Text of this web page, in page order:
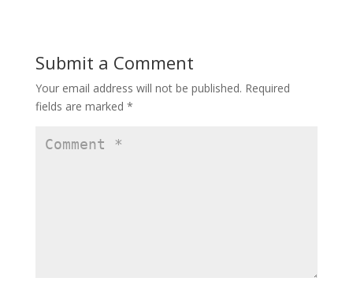
Submit a Comment
Your email address will not be published. Required
fields are marked *